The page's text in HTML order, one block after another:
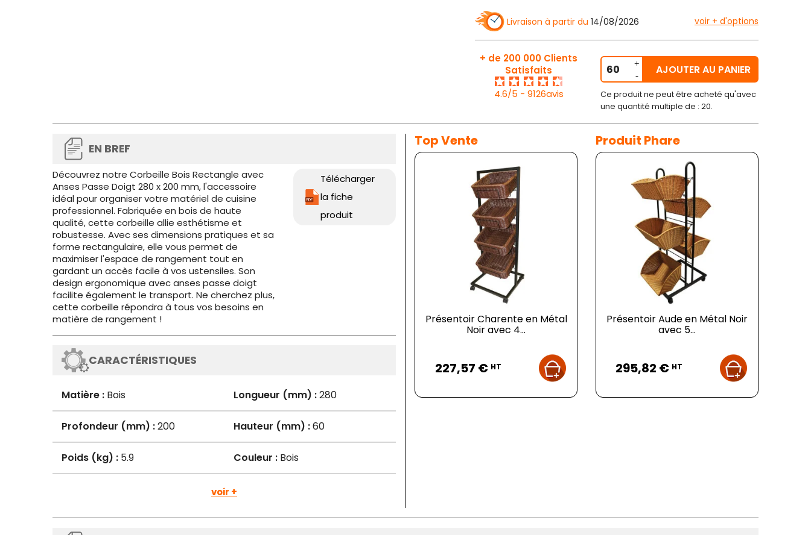
Livraison à partir du 14/08/2026 voir + d'options
+ de 200 000 Clients
Satisfaits
4.6/5 - 9126avis
AJOUTER AU PANIER
Ce produit ne peut être acheté qu'avec
une quantité multiple de : 20.
EN BREF
Découvrez notre Corbeille Bois Rectangle avec
Anses Passe Doigt 280 x 200 mm, l'accessoire
idéal pour organiser votre matériel de cuisine
professionnel. Fabriquée en bois de haute
qualité, cette corbeille allie esthétisme et
robustesse. Avec ses dimensions pratiques et sa
forme rectangulaire, elle vous permet de
maximiser l'espace de rangement tout en
gardant un accès facile à vos ustensiles. Son
design ergonomique avec anses passe doigt
facilite également le transport. Ne cherchez plus,
cette corbeille répondra à tous vos besoins en
matière de rangement !
Télécharger
la fiche
produit
CARACTÉRISTIQUES
Matière : Bois Longueur (mm) :280
Profondeur (mm) :200 Hauteur (mm) :60
Poids (kg) : 5.9 Couleur :Bois
voir +
Top Vente
Présentoir Charente en Métal
Noir avec 4...
227,57 € HT
Produit Phare
Présentoir Aude en Métal Noir
avec 5...
295,82 € HT